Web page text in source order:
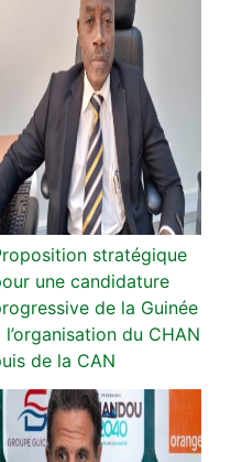
stratégique
une candidature
de la Guinée
l’organisation du CHAN
de la CAN